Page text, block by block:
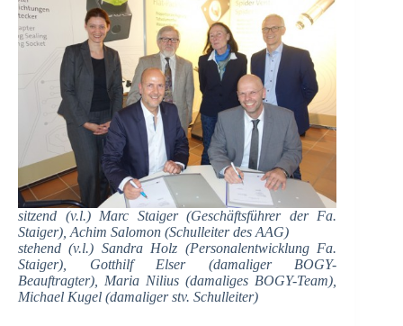
sitzend (v.l.) Marc Staiger (Geschäftsführer der Fa.
Staiger), Achim Salomon (Schulleiter des AAG)
stehend (v.l.) Sandra Holz (Personalentwicklung Fa.
Staiger), Gotthilf Elser (damaliger BOGY-
Beauftragter), Maria Nilius (damaliges BOGY-Team),
Michael Kugel (damaliger stv. Schulleiter)